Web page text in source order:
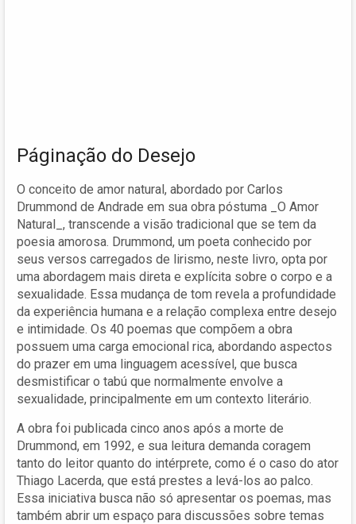
Páginação do Desejo
O conceito de amor natural, abordado por Carlos
Drummond de Andrade em sua obra póstuma _O Amor
Natural_, transcende a visão tradicional que se tem da
poesia amorosa. Drummond, um poeta conhecido por
seus versos carregados de lirismo, neste livro, opta por
uma abordagem mais direta e explícita sobre o corpo e a
sexualidade. Essa mudança de tom revela a profundidade
da experiência humana e a relação complexa entre desejo
e intimidade. Os 40 poemas que compõem a obra
possuem uma carga emocional rica, abordando aspectos
do prazer em uma linguagem acessível, que busca
desmistificar o tabú que normalmente envolve a
sexualidade, principalmente em um contexto literário.
A obra foi publicada cinco anos após a morte de
Drummond, em 1992, e sua leitura demanda coragem
tanto do leitor quanto do intérprete, como é o caso do ator
Thiago Lacerda, que está prestes a levá-los ao palco.
Essa iniciativa busca não só apresentar os poemas, mas
também abrir um espaço para discussões sobre temas